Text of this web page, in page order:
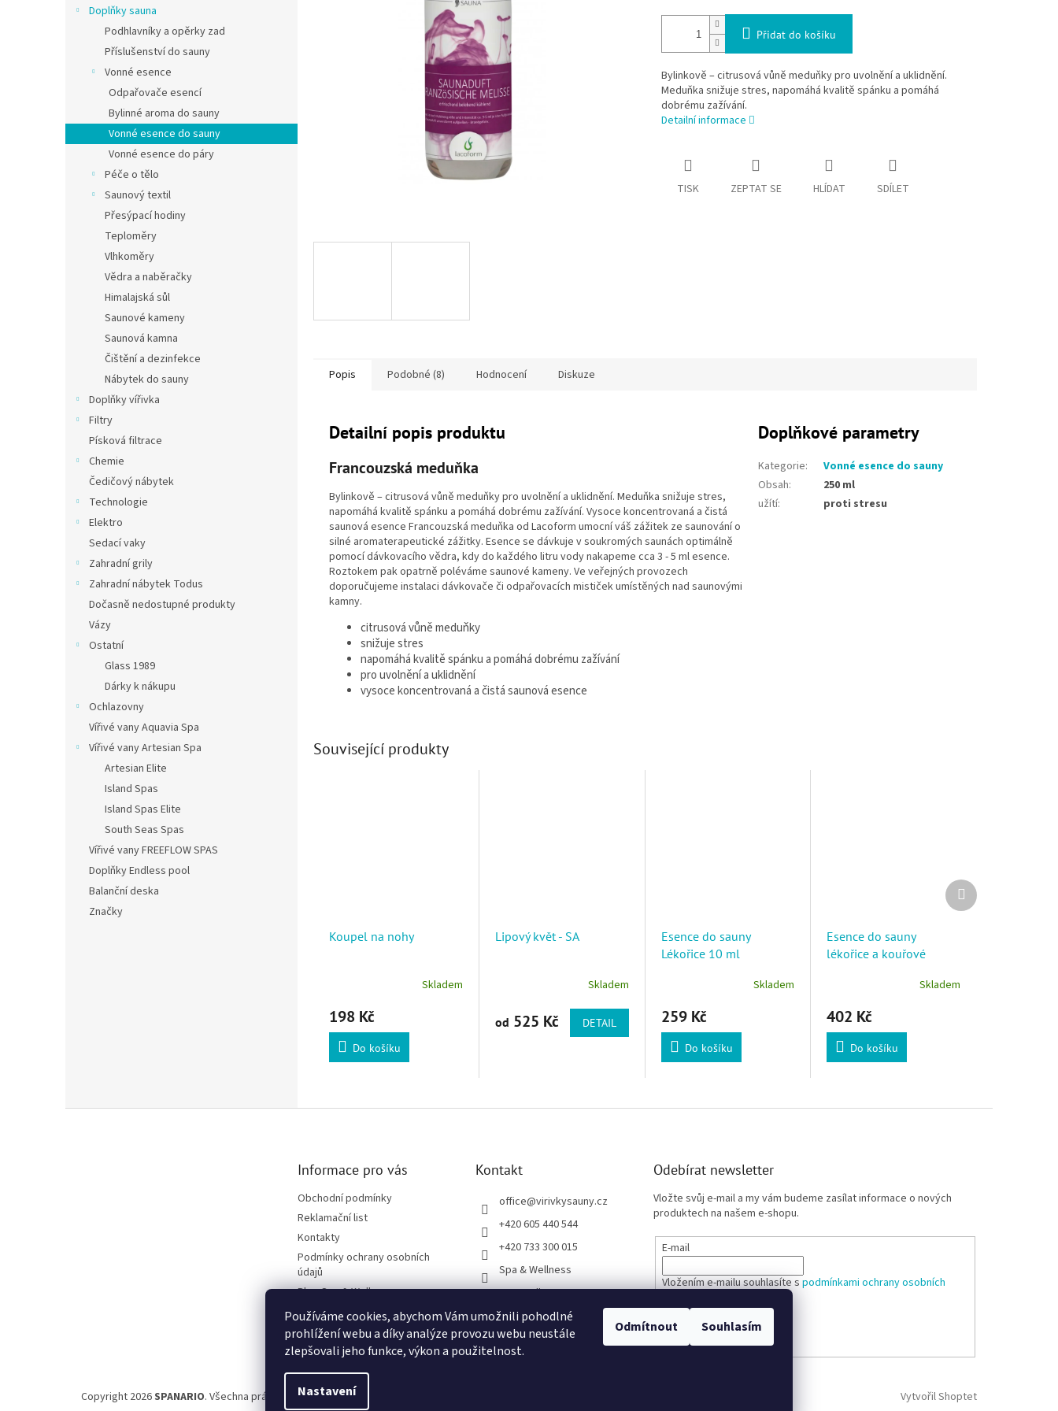
Používáme cookies, abychom Vám umožnili pohodlné
prohlížení webu a díky analýze provozu webu neustále
zlepšovali jeho funkce, výkon a použitelnost.
Nastavení
Odmítnout Souhlasím
Doplňky sauna
Podhlavníky a opěrky zad
Příslušenství do sauny
Vonné esence
Odpařovače esencí
Bylinné aroma do sauny
Vonné esence do sauny
Vonné esence do páry
Péče o tělo
Saunový textil
Přesýpací hodiny
Teploměry
Vlhkoměry
Vědra a naběračky
Himalajská sůl
Saunové kameny
Saunová kamna
Čištění a dezinfekce
Nábytek do sauny
Doplňky vířivka
Filtry
Písková filtrace
Chemie
Čedičový nábytek
Technologie
Elektro
Sedací vaky
Zahradní grily
Zahradní nábytek Todus
Dočasně nedostupné produkty
Vázy
Ostatní
Glass 1989
Dárky k nákupu
Ochlazovny
Vířivé vany Aquavia Spa
Vířivé vany Artesian Spa
Artesian Elite
Island Spas
Island Spas Elite
South Seas Spas
Vířivé vany FREEFLOW SPAS
Doplňky Endless pool
Balanční deska
Značky
Přidat do košíku
Bylinkově – citrusová vůně meduňky pro uvolnění a uklidnění.
Meduňka snižuje stres, napomáhá kvalitě spánku a pomáhá
dobrému zažívání.
Detailní informace
TISK ZEPTAT SE HLÍDAT SDÍLET
Popis Podobné (8) Hodnocení Diskuze
Detailní popis produktu
Francouzská meduňka
Bylinkově – citrusová vůně meduňky pro uvolnění a uklidnění. Meduňka snižuje stres,
napomáhá kvalitě spánku a pomáhá dobrému zažívání. Vysoce koncentrovaná a čistá
saunová esence Francouzská meduňka od Lacoform umocní váš zážitek ze saunování o
silné aromaterapeutické zážitky. Esence se dávkuje v soukromých saunách optimálně
pomocí dávkovacího vědra, kdy do každého litru vody nakapeme cca 3 - 5 ml esence.
Roztokem pak opatrně poléváme saunové kameny. Ve veřejných provozech
doporučujeme instalaci dávkovače či odpařovacích mističek umístěných nad saunovými
kamny.
citrusová vůně meduňky
snižuje stres
napomáhá kvalitě spánku a pomáhá dobrému zažívání
pro uvolnění a uklidnění
vysoce koncentrovaná a čistá saunová esence
Doplňkové parametry
Kategorie:
Vonné esence do sauny
Obsah:
250 ml
užítí: proti stresu
Související produkty
Koupel na nohy
Skladem
198 Kč
Do košíku
Lipový květ - SA
Skladem
od 525 Kč DETAIL
Esence do sauny
Lékořice 10 ml
Skladem
259 Kč
Do košíku
Esence do sauny
lékořice a kouřové
Skladem
402 Kč
Do košíku
Další produkt
Informace pro vás
Obchodní podmínky
Reklamační list
Kontakty
Podmínky ochrany osobních
údajů
Blog Spa & Wellness
Projekt Fúze Sloučením
Upozornění pro věřitele
Kontakt
office@virivkysauny.cz
+420 605 440 544
+420 733 300 015
Spa & Wellness
spa_wellness_cz
Odebírat newsletter
Vložte svůj e-mail a my vám budeme zasílat informace o nových
produktech na našem e-shopu.
E-mail
Vložením e-mailu souhlasíte spodmínkami ochrany osobních
PŘIHLÁSIT SE
Vytvořil Shoptet
Copyright 2026SPANARIO. Všechna práva vyhrazena.